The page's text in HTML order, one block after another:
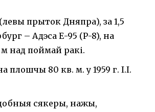
прыток Дняпра), за 1,5
– Адэса Е-95 (Р-8), на
над поймай ракі.
плошчы 80 кв. м. у 1959 г. І.І.
сякеры, нажы,